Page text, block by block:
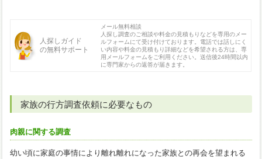
人探しガイド
の無料サポート
メール無料相談
人探し調査のご相談や料金の見積もりなどを専用のメー
ルフォームにて受け付けております。電話では話しにく
い内容や料金の見積もり詳細などを希望される方は、専
用メールフォームをご利用ください。送信後24時間以内
に専門家からの返答が届きます。
家族の行方調査依頼に必要なもの
肉親に関する調査
幼い頃に家庭の事情により離れ離れになった家族との再会を望まれる